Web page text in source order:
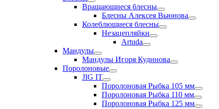
Вращающиеся блесны
Блесны Алексея Вьюнова
Колеблющиеся блесны
Незацепляйки
Artuda
Мандулы
Мандулы Игоря Кудинова
Поролоновые
JIG IT
Поролоновая Рыбка 105 мм
Поролоновая Рыбка 110 мм
Поролоновая Рыбка 125 мм